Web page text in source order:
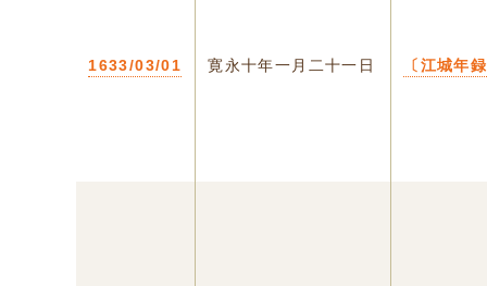
1633/03/01 寛永十年一月二十一日 〔江城年